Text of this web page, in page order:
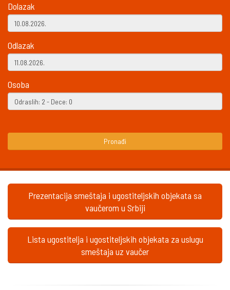
Dolazak
Odlazak
Osoba
Pronađi
Prezentacija smeštaja i ugostiteljskih objekata sa
vaučerom u Srbiji
Lista ugostitelja i ugostiteljskih objekata za uslugu
smeštaja uz vaučer